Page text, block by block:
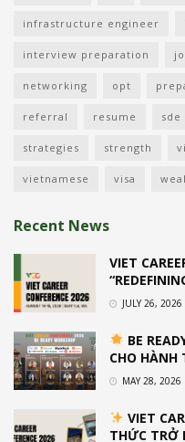
infrastructure engineer
interview preparation
networking opt
referral resume sde
strategies strength
vietnamese visa
Recent News
VIET
JULY 26, 2026
BE
CHO HÀNH
MAY 28, 2026
VIET
THỨC TRỞ